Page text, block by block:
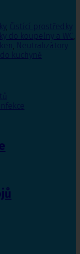
, Čistící prostředky
do koupelny a WC,
, Neutralizátory
kuchyně